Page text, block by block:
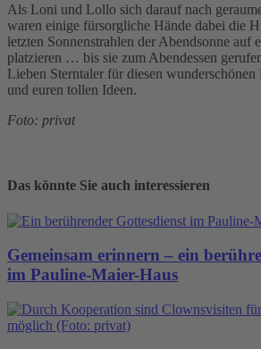
Als Loni und Lollo sich darauf nach
waren einige fürsorgliche Hände dabei die
letzten Sonnenstrahlen der Abendsonne auf
platzieren … bis sie zum Abendessen
Lieben Sterntaler für diesen
und euren tollen Ideen.
Foto: privat
Das könnte Sie auch interessieren
Gemeinsam erinnern – ein
im Pauline-Maier-Haus